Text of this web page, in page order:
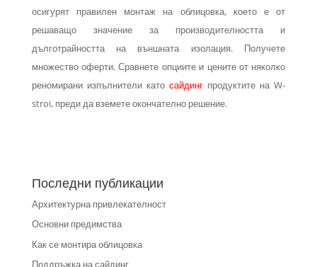
осигурят правилен монтаж на облицовка, което е от
решаващо значение за производителността и
дълготрайността на външната изолация. Получете
множество оферти. Сравнете опциите и цените от няколко
реномирани изпълнители като сайдинг продуктите на W-
stroi, преди да вземете окончателно решение.
Последни публикации
Архитектурна привлекателност
Основни предимства
Как се монтира облицовка